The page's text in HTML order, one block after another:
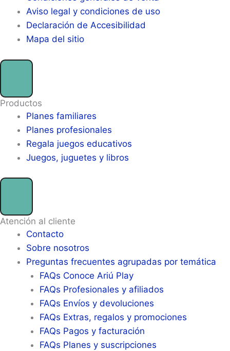
Aviso legal y condiciones de uso
Declaración de Accesibilidad
Mapa del sitio
Productos
Planes familiares
Planes profesionales
Regala juegos educativos
Juegos, juguetes y libros
Atención al cliente
Contacto
Sobre nosotros
Preguntas frecuentes agrupadas por temática
FAQs Conoce Ariú Play
FAQs Profesionales y afiliados
FAQs Envíos y devoluciones
FAQs Extras, regalos y promociones
FAQs Pagos y facturación
FAQs Planes y suscripciones